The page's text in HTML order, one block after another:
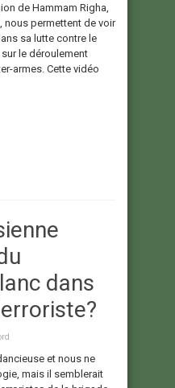
de Hammam Righa,
nous permettent de voir
sa lutte contre le
le déroulement
armes. Cette vidéo
dans
et nous ne
mais il semblerait